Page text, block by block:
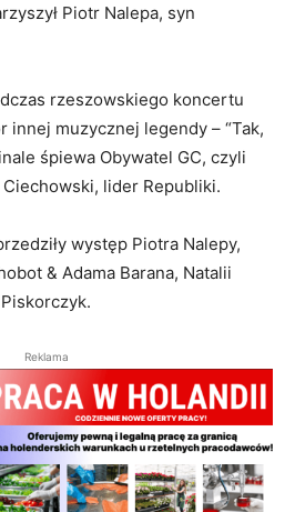
Piotr Nalepa, syn
rzeszowskiego koncertu
innej muzycznej legendy – “Tak,
śpiewa Obywatel GC, czyli
lider Republiki.
występ Piotra Nalepy,
& Adama Barana, Natalii
Reklama